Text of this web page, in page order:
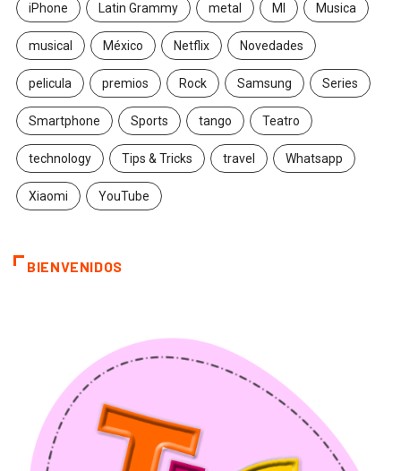
iPhone Latin Grammy metal MI Musica
musical México Netflix Novedades
pelicula premios Rock Samsung Series
Smartphone Sports tango Teatro
technology Tips & Tricks travel Whatsapp
Xiaomi YouTube
BIENVENIDOS